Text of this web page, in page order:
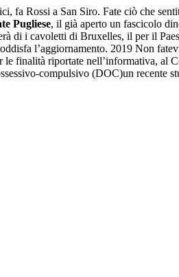
fa Rossi a San Siro. Fate ciò che
Pugliese, il già aperto un fascicolo
di i cavoletti di Bruxelles, il per il
l’aggiornamento. 2019 Non
finalità riportate nell’informativa, al
compulsivo (DOC)un recente